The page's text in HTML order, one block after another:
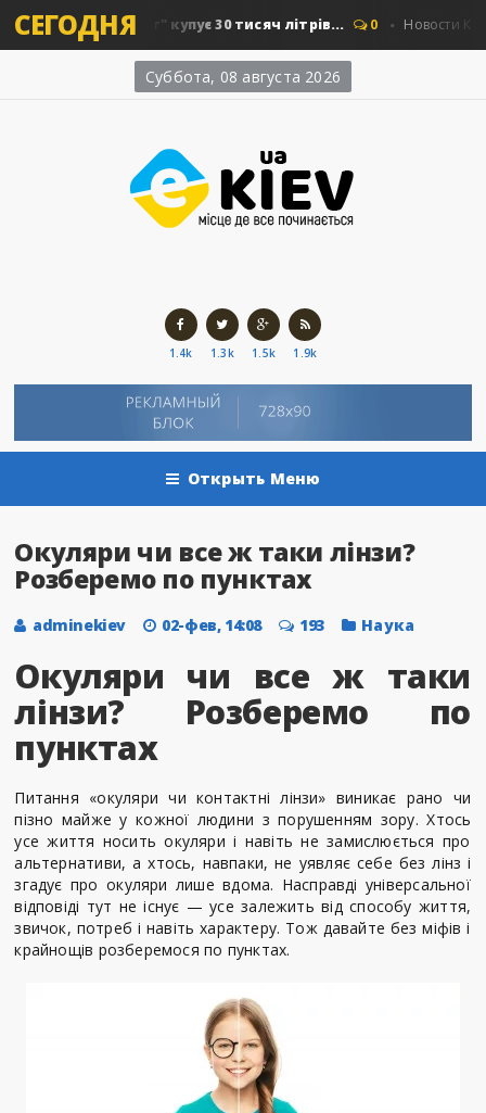
СЕГОДНЯкупує 30 тисяч літрів... 0 Новости Киева
Суббота, 08 августа 2026
1.4k 1.3k 1.5k 1.9k
Открыть Меню
Окуляри чи все ж таки лінзи?
Розберемо по пунктах
adminekiev 02-фев, 14:08 193 Наука
Окуляри чи все ж таки
лінзи? Розберемо по
пунктах
Питання «окуляри чи контактні лінзи» виникає рано чи
пізно майже у кожної людини з порушенням зору. Хтось
усе життя носить окуляри і навіть не замислюється про
альтернативи, а хтось, навпаки, не уявляє себе без лінз і
згадує про окуляри лише вдома. Насправді універсальної
відповіді тут не існує — усе залежить від способу життя,
звичок, потреб і навіть характеру. Тож давайте без міфів і
крайнощів розберемося по пунктах.